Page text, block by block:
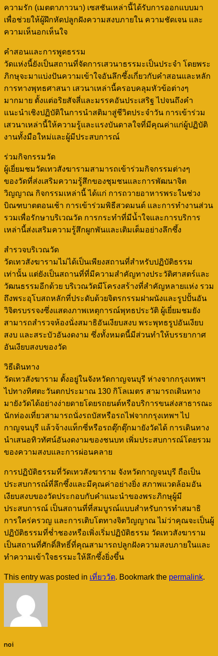
ความรัก (เมตตาภาวนา) เซสชันเหล่านี้ได้รับการออกแบบมา
เพื่อช่วยให้ผู้ฝึกหัดปลูกฝังความสงบภายใน ความชัดเจน และ
ความเห็นอกเห็นใจ
คำสอนและการพูดธรรม
วัดแห่งนี้ยังเป็นสถานที่จัดการเสวนาธรรมะเป็นประจำ โดยพระ
ภิกษุจะมาแบ่งปันความเข้าใจอันลึกซึ้งเกี่ยวกับคำสอนและหลัก
การทางพุทธศาสนา เสวนาเหล่านี้ครอบคลุมหัวข้อต่างๆ
มากมาย ตั้งแต่อริยสัจสี่และมรรคอันประเสริฐ ไปจนถึงคำ
แนะนำเชิงปฏิบัติในการนำสติมาสู่ชีวิตประจำวัน การเข้าร่วม
เสวนาเหล่านี้ให้ความรู้และแรงบันดาลใจที่มีคุณค่าแก่ผู้ปฏิบัติ
งานทั้งมือใหม่และผู้มีประสบการณ์
ร่วมกิจกรรมวัด
ผู้เยี่ยมชมวัดเทวสังฆารามสามารถเข้าร่วมกิจกรรมต่างๆ
ของวัดที่ส่งเสริมความรู้สึกของชุมชนและการพัฒนาจิต
วิญญาณ กิจกรรมเหล่านี้ ได้แก่ การถวายอาหารพระในช่วง
บิณฑบาตตอนเช้า การเข้าร่วมพิธีสวดมนต์ และการทำงานส่วน
รวมเพื่อรักษาบริเวณวัด การกระทำที่มีน้ำใจและการบริการ
เหล่านี้ส่งเสริมความรู้สึกผูกพันและเติมเต็มอย่างลึกซึ้ง
สำรวจบริเวณวัด
วัดเทวสังฆารามไม่ได้เป็นเพียงสถานที่สำหรับปฏิบัติธรรม
เท่านั้น แต่ยังเป็นสถานที่ที่มีความสำคัญทางประวัติศาสตร์และ
วัฒนธรรมอีกด้วย บริเวณวัดมีโครงสร้างที่สำคัญหลายแห่ง รวม
ถึงพระอุโบสถหลักที่ประดับด้วยจิตรกรรมฝาผนังและรูปปั้นอัน
วิจิตรบรรจงซึ่งแสดงภาพเหตุการณ์พุทธประวัติ ผู้เยี่ยมชมยัง
สามารถสำรวจห้องนั่งสมาธิอันเงียบสงบ พระพุทธรูปอันเงียบ
สงบ และสระบัวอันงดงาม ซึ่งทั้งหมดนี้มีส่วนทำให้บรรยากาศ
อันเงียบสงบของวัด
วิธีเดินทาง
วัดเทวสังฆาราม ตั้งอยู่ในจังหวัดกาญจนบุรี ห่างจากกรุงเทพฯ
ไปทางทิศตะวันตกประมาณ 130 กิโลเมตร สามารถเดินทาง
มายังวัดได้อย่างง่ายดายโดยรถยนต์หรือบริการขนส่งสาธารณะ
นักท่องเที่ยวสามารถนั่งรถบัสหรือรถไฟจากกรุงเทพฯ ไป
กาญจนบุรี แล้วจ้างแท็กซี่หรือรถตุ๊กตุ๊กมายังวัดได้ การเดินทาง
นำเสนอทิวทัศน์อันงดงามของชนบท เพิ่มประสบการณ์โดยรวม
ของความสงบและการผ่อนคลาย
การปฏิบัติธรรมที่วัดเทวสังฆาราม จังหวัดกาญจนบุรี ถือเป็น
ประสบการณ์ที่ลึกซึ้งและมีคุณค่าอย่างยิ่ง สภาพแวดล้อมอัน
เงียบสงบของวัดประกอบกับคำแนะนำของพระภิกษุผู้มี
ประสบการณ์ เป็นสถานที่ที่สมบูรณ์แบบสำหรับการทำสมาธิ
การใคร่ครวญ และการเติบโตทางจิตวิญญาณ ไม่ว่าคุณจะเป็นผู้
ปฏิบัติธรรมที่ช่ำชองหรือเพิ่งเริ่มปฏิบัติธรรม วัดเทวสังฆาราม
เป็นสถานที่ศักดิ์สิทธิ์ที่คุณสามารถปลูกฝังความสงบภายในและ
ทำความเข้าใจธรรมะให้ลึกซึ้งยิ่งขึ้น
This entry was posted in เที่ยววัด. Bookmark the permalink.
noi